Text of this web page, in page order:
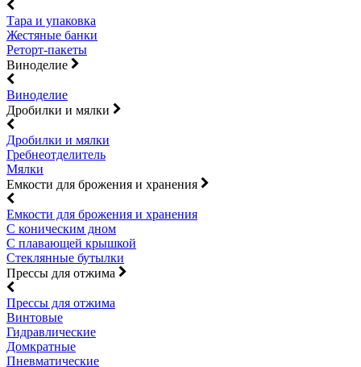
Тара и упаковка
Жестяные банки
Реторт-пакеты
Виноделие
Виноделие
Дробилки и мялки
Дробилки и мялки
Гребнеотделитель
Мялки
Емкости для брожения и хранения
Емкости для брожения и хранения
С коническим дном
С плавающей крышкой
Стеклянные бутылки
Прессы для отжима
Прессы для отжима
Винтовые
Гидравлические
Домкратные
Пневматические